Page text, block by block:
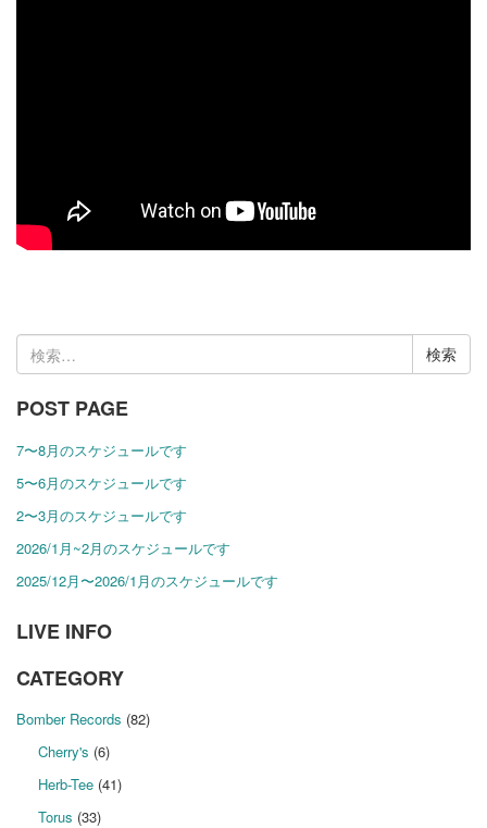
検
索:
POST PAGE
7〜8月のスケジュールです
5〜6月のスケジュールです
2〜3月のスケジュールです
2026/1月~2月のスケジュールです
2025/12月〜2026/1月のスケジュールです
LIVE INFO
CATEGORY
Bomber Records (82)
Cherry's (6)
Herb-Tee(41)
Torus (33)